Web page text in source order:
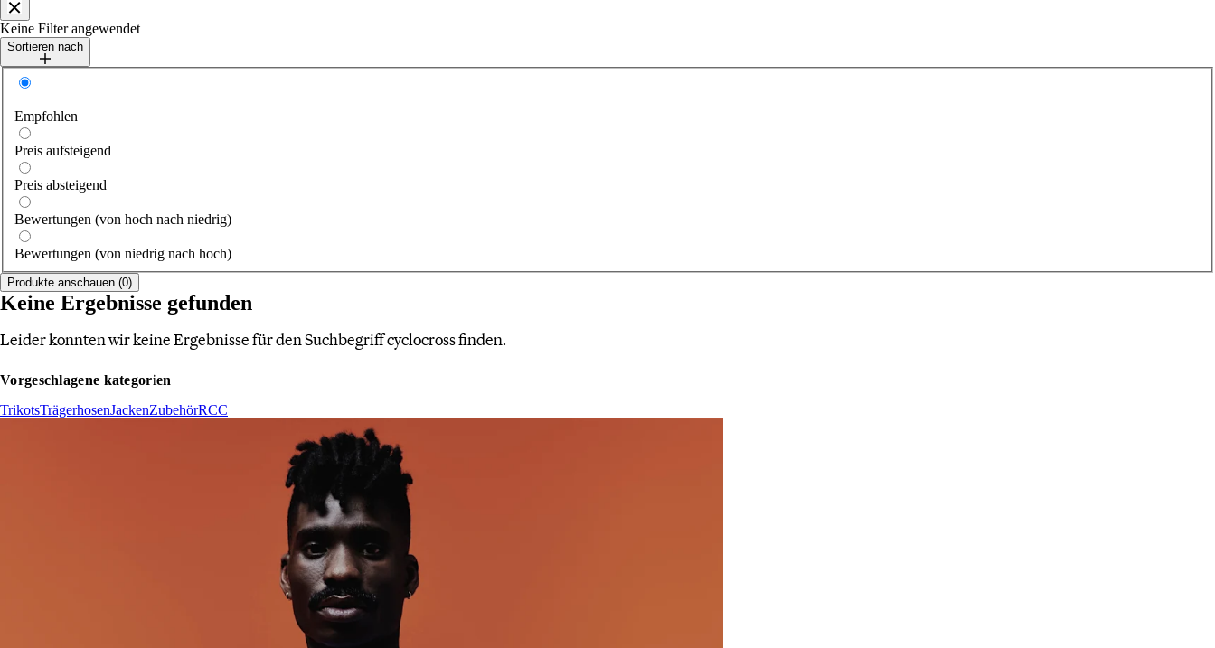
Schließen
Keine Filter angewendet
Sortieren nach
Sortieren nach
Empfohlen
Preis aufsteigend
Preis absteigend
Bewertungen (von hoch nach niedrig)
Bewertungen (von niedrig nach hoch)
Produkte anschauen (0)
Keine Ergebnisse gefunden
Leider konnten wir keine Ergebnisse für den Suchbegriff cyclocross finden.
Vorgeschlagene kategorien
TrikotsTrägerhosenJackenZubehörRCC